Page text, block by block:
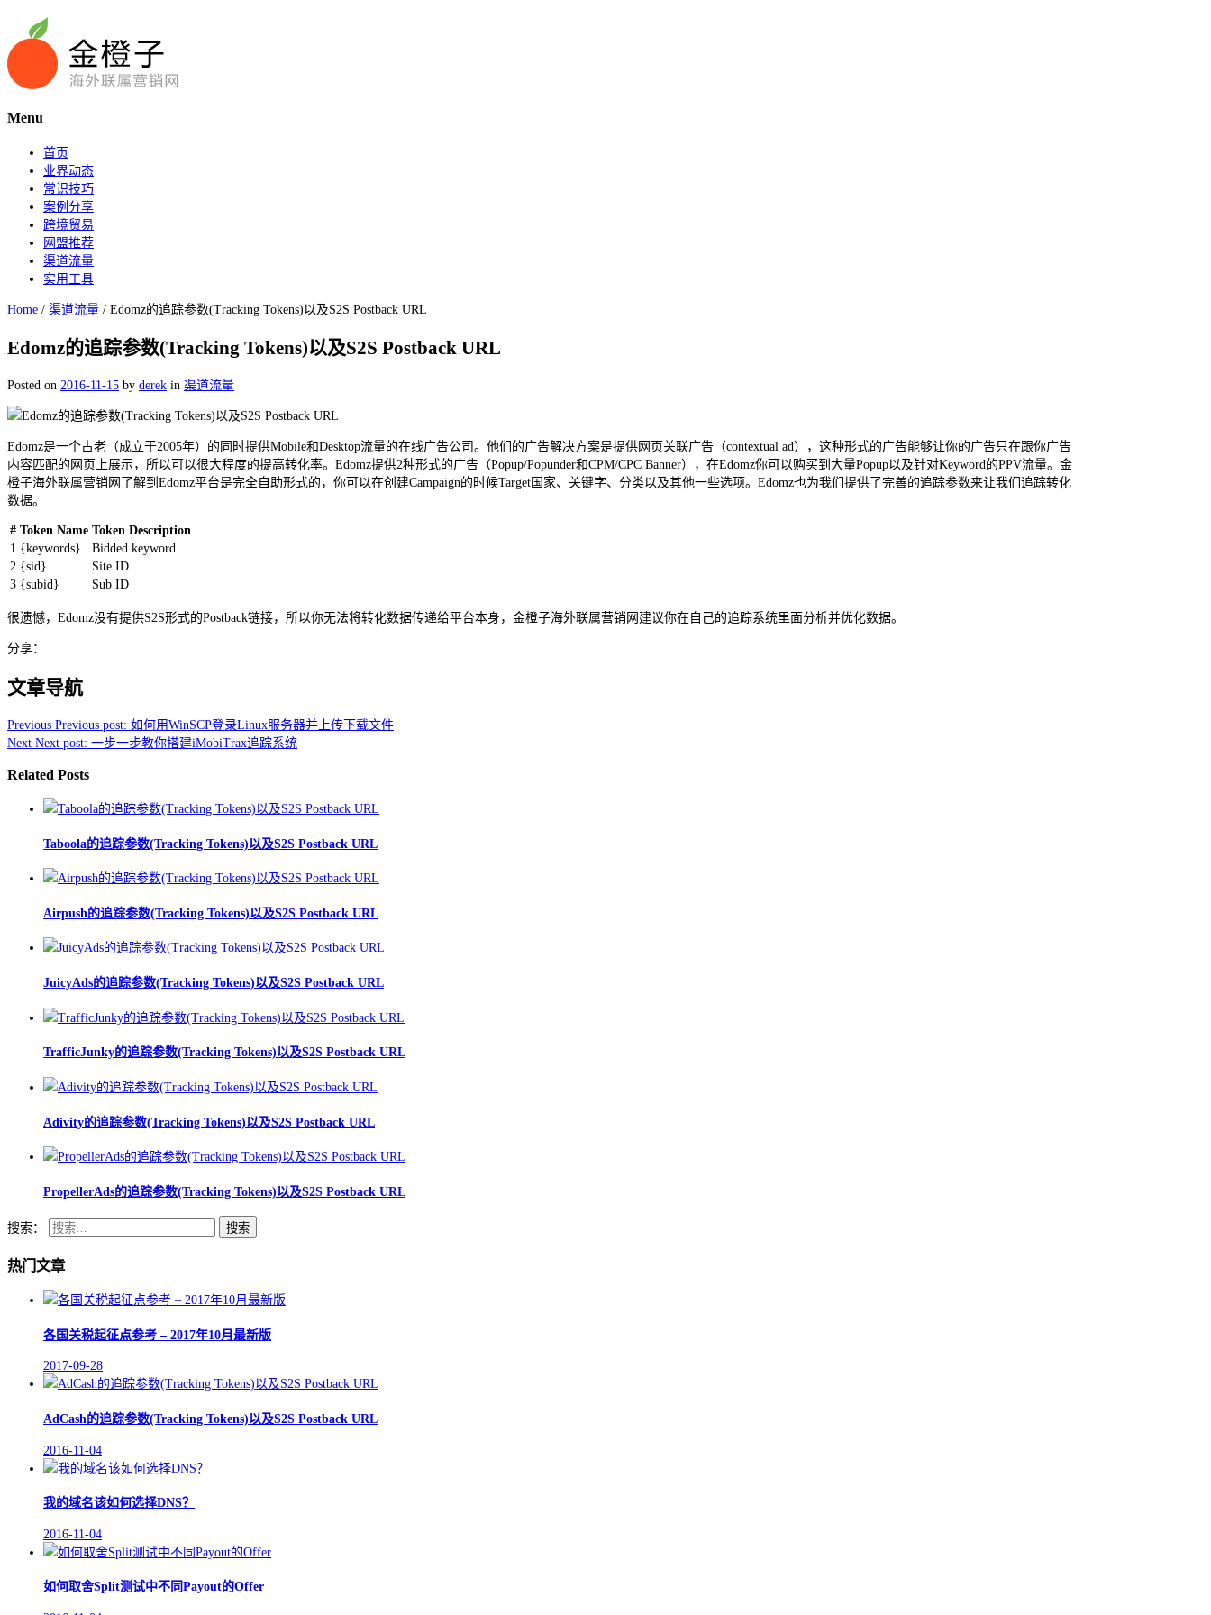
Menu
首页
业界动态
常识技巧
案例分享
跨境贸易
网盟推荐
渠道流量
实用工具
Home / 渠道流量 / Edomz的追踪参数(Tracking Tokens)以及S2S Postback URL
Edomz的追踪参数(Tracking Tokens)以及S2S Postback URL
Posted on 2016-11-15 by derek in 渠道流量
Edomz是一个古老（成立于2005年）的同时提供Mobile和Desktop流量的在线广告公司。他们的广告解决方案是提供网页关联广告（contextual ad），这种形式的广告能够让你的广告只在跟你广告
内容匹配的网页上展示，所以可以很大程度的提高转化率。Edomz提供2种形式的广告（Popup/Popunder和CPM/CPC Banner），在Edomz你可以购买到大量Popup以及针对Keyword的PPV流量。金
橙子海外联属营销网了解到Edomz平台是完全自助形式的，你可以在创建Campaign的时候Target国家、关键字、分类以及其他一些选项。Edomz也为我们提供了完善的追踪参数来让我们追踪转化
数据。
# Token Name Token Description
1 {keywords}
Bidded keyword
2 {sid}
Site ID
3 {subid} Sub ID
很遗憾，Edomz没有提供S2S形式的Postback链接，所以你无法将转化数据传递给平台本身，金橙子海外联属营销网建议你在自己的追踪系统里面分析并优化数据。
分享：
文章导航
Previous Previous post: 如何用WinSCP登录Linux服务器并上传下载文件
Next Next post: 一步一步教你搭建iMobiTrax追踪系统
Related Posts
Taboola的追踪参数(Tracking Tokens)以及S2S Postback URL
Airpush的追踪参数(Tracking Tokens)以及S2S Postback URL
JuicyAds的追踪参数(Tracking Tokens)以及S2S Postback URL
TrafficJunky的追踪参数(Tracking Tokens)以及S2S Postback URL
Adivity的追踪参数(Tracking Tokens)以及S2S Postback URL
PropellerAds的追踪参数(Tracking Tokens)以及S2S Postback URL
搜索：
热门文章
各国关税起征点参考 – 2017年10月最新版
2017-09-28
AdCash的追踪参数(Tracking Tokens)以及S2S Postback URL
2016-11-04
我的域名该如何选择DNS？
2016-11-04
如何取舍Split测试中不同Payout的Offer